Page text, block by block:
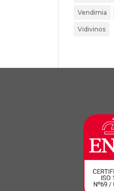
Vendimia
Vidivinos